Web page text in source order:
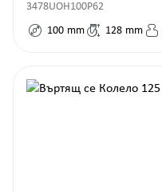
3478UOH100P62
100 mm 128 mm